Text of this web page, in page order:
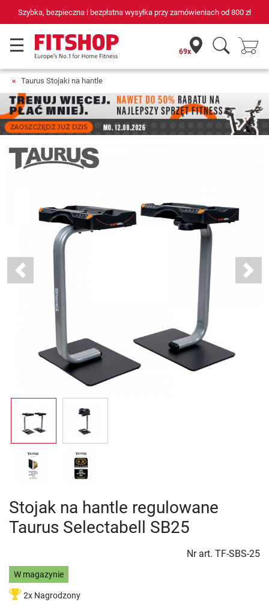
wysyłka przy zamówieniach od800 zł 69 sklepów
69x
Taurus Stojaki na hantle
Previous Next
Stojak na hantle regulowane
Taurus Selectabell SB25
Nr art. TF-SBS-25
W magazynie
2x Nagrodzony